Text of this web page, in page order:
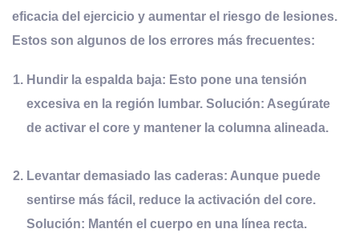
eficacia del ejercicio y aumentar el riesgo de lesiones.
Estos son algunos de los errores más frecuentes:
Hundir la espalda baja: Esto pone una tensión
excesiva en la región lumbar. Solución: Asegúrate
de activar el core y mantener la columna alineada.
Levantar demasiado las caderas: Aunque puede
sentirse más fácil, reduce la activación del core.
Solución: Mantén el cuerpo en una línea recta.